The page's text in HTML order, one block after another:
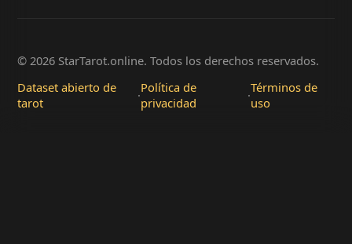
© 2026 StarTarot.online. Todos los derechos reservados.
Dataset abierto de
tarot
·Política de
privacidad
·Términos de
uso